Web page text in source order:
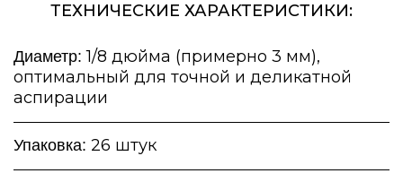
ТЕХНИЧЕСКИЕ ХАРАКТЕРИСТИКИ:
Диаметр:1/8 дюйма (примерно 3 мм),
оптимальный для точной и деликатной
аспирации
Упаковка: 26 штук